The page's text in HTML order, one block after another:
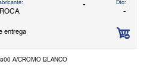
ROCA
- Dto:
-
entrega
A/CROMO BLANCO